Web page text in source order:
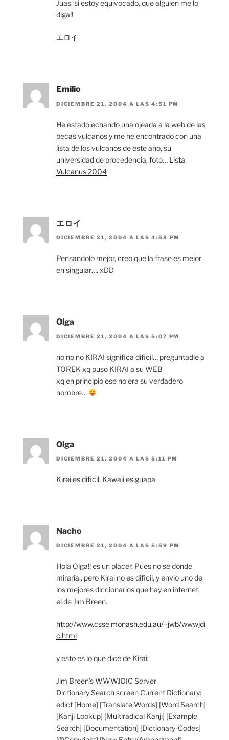
Juas, si estoy equivocado, que alguien me lo
diga!!
エロイ
Emilio
DICIEMBRE 21, 2004 A LAS 4:51 PM
He estado echando una ojeada a la web de las
becas vulcanos y me he encontrado con una
lista de los vulcanos de este año, su
universidad de procedencia, foto… Lista
Vulcanus 2004
エロイ
DICIEMBRE 21, 2004 A LAS 4:58 PM
Pensandolo mejor, creo que la frase es mejor
en singular…. xDD
Olga
DICIEMBRE 21, 2004 A LAS 5:07 PM
no no no KIRAI significa dificil… preguntadle a
TOREK xq puso KIRAI a su WEB
xq en principio ese no era su verdadero
nombre…
Olga
DICIEMBRE 21, 2004 A LAS 5:11 PM
Kirei es dificil, Kawaii es guapa
Nacho
DICIEMBRE 21, 2004 A LAS 5:59 PM
Hola Olga!! es un placer. Pues no sé donde
miraría.. pero Kirai no es dificil, y envio uno de
los mejores diccionarios que hay en internet,
el de Jim Breen.
http://www.csse.monash.edu.au/~jwb/wwwjdi
c.html
y esto es lo que dice de Kirai:
Jim Breen’s WWWJDIC Server
Dictionary Search screen Current Dictionary:
edict [Home] [Translate Words] [Word Search]
[Kanji Lookup] [Multiradical Kanji] [Example
Search] [Documentation] [Dictionary-Codes]